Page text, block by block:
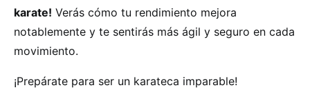
karate! Verás cómo tu rendimiento mejora
notablemente y te sentirás más ágil y seguro en cada
movimiento.
¡Prepárate para ser un karateca imparable!